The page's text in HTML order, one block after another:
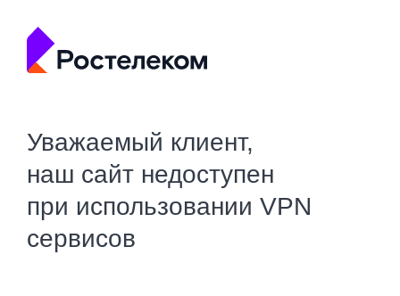
Уважаемый клиент,
наш сайт недоступен
при использовании VPN
сервисов